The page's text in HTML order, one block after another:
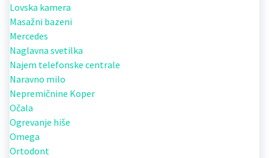
Lovska kamera
Masažni bazeni
Mercedes
Naglavna svetilka
Najem telefonske centrale
Naravno milo
Nepremičnine Koper
Očala
Ogrevanje hiše
Omega
Ortodont